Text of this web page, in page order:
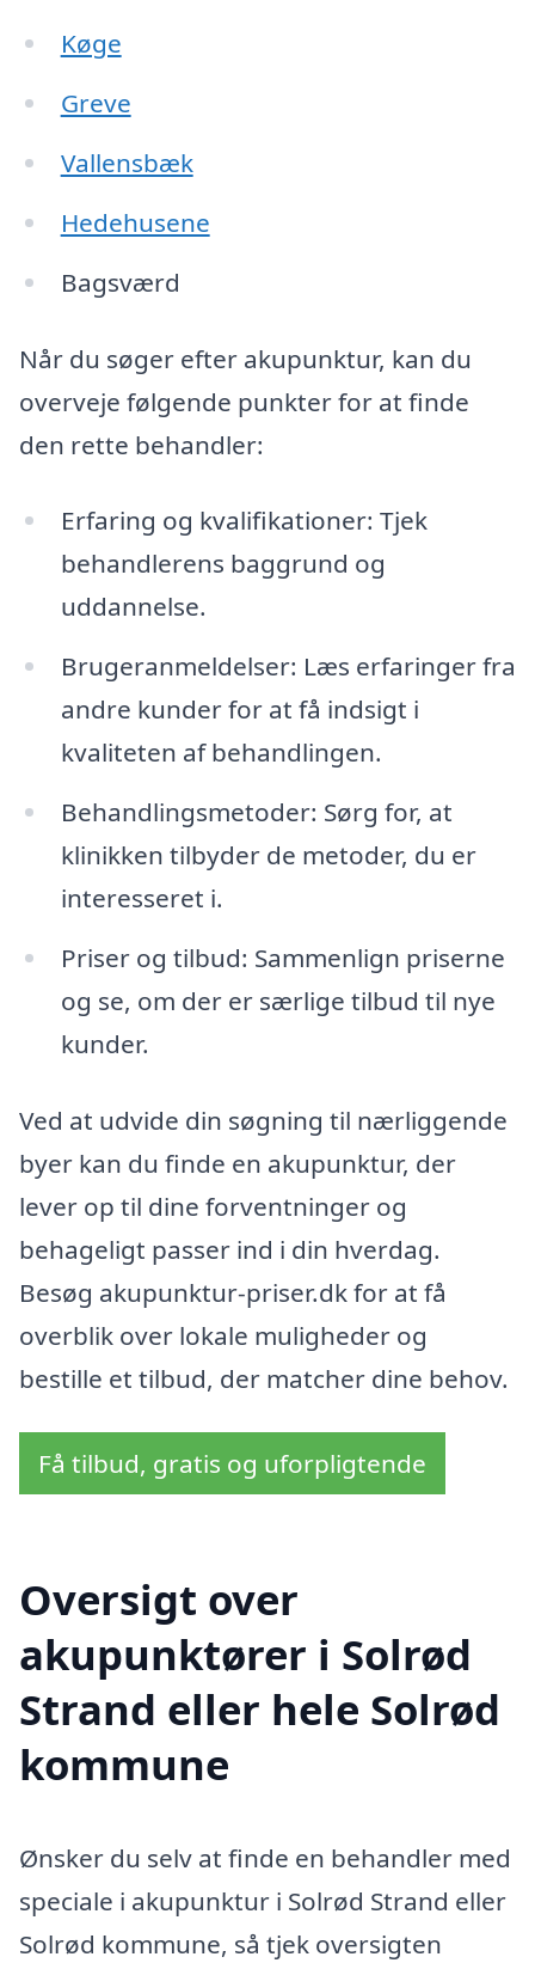
Køge
Greve
Vallensbæk
Hedehusene
Bagsværd
Når du søger efter akupunktur, kan du
overveje følgende punkter for at finde
den rette behandler:
Erfaring og kvalifikationer: Tjek
behandlerens baggrund og
uddannelse.
Brugeranmeldelser: Læs erfaringer fra
andre kunder for at få indsigt i
kvaliteten af behandlingen.
Behandlingsmetoder: Sørg for, at
klinikken tilbyder de metoder, du er
interesseret i.
Priser og tilbud: Sammenlign priserne
og se, om der er særlige tilbud til nye
kunder.
Ved at udvide din søgning til nærliggende
byer kan du finde en akupunktur, der
lever op til dine forventninger og
behageligt passer ind i din hverdag.
Besøg akupunktur-priser.dk for at få
overblik over lokale muligheder og
bestille et tilbud, der matcher dine behov.
Få tilbud, gratis og uforpligtende
Oversigt over
akupunktører i Solrød
Strand eller hele Solrød
kommune
Ønsker du selv at finde en behandler med
speciale i akupunktur i Solrød Strand eller
Solrød kommune, så tjek oversigten